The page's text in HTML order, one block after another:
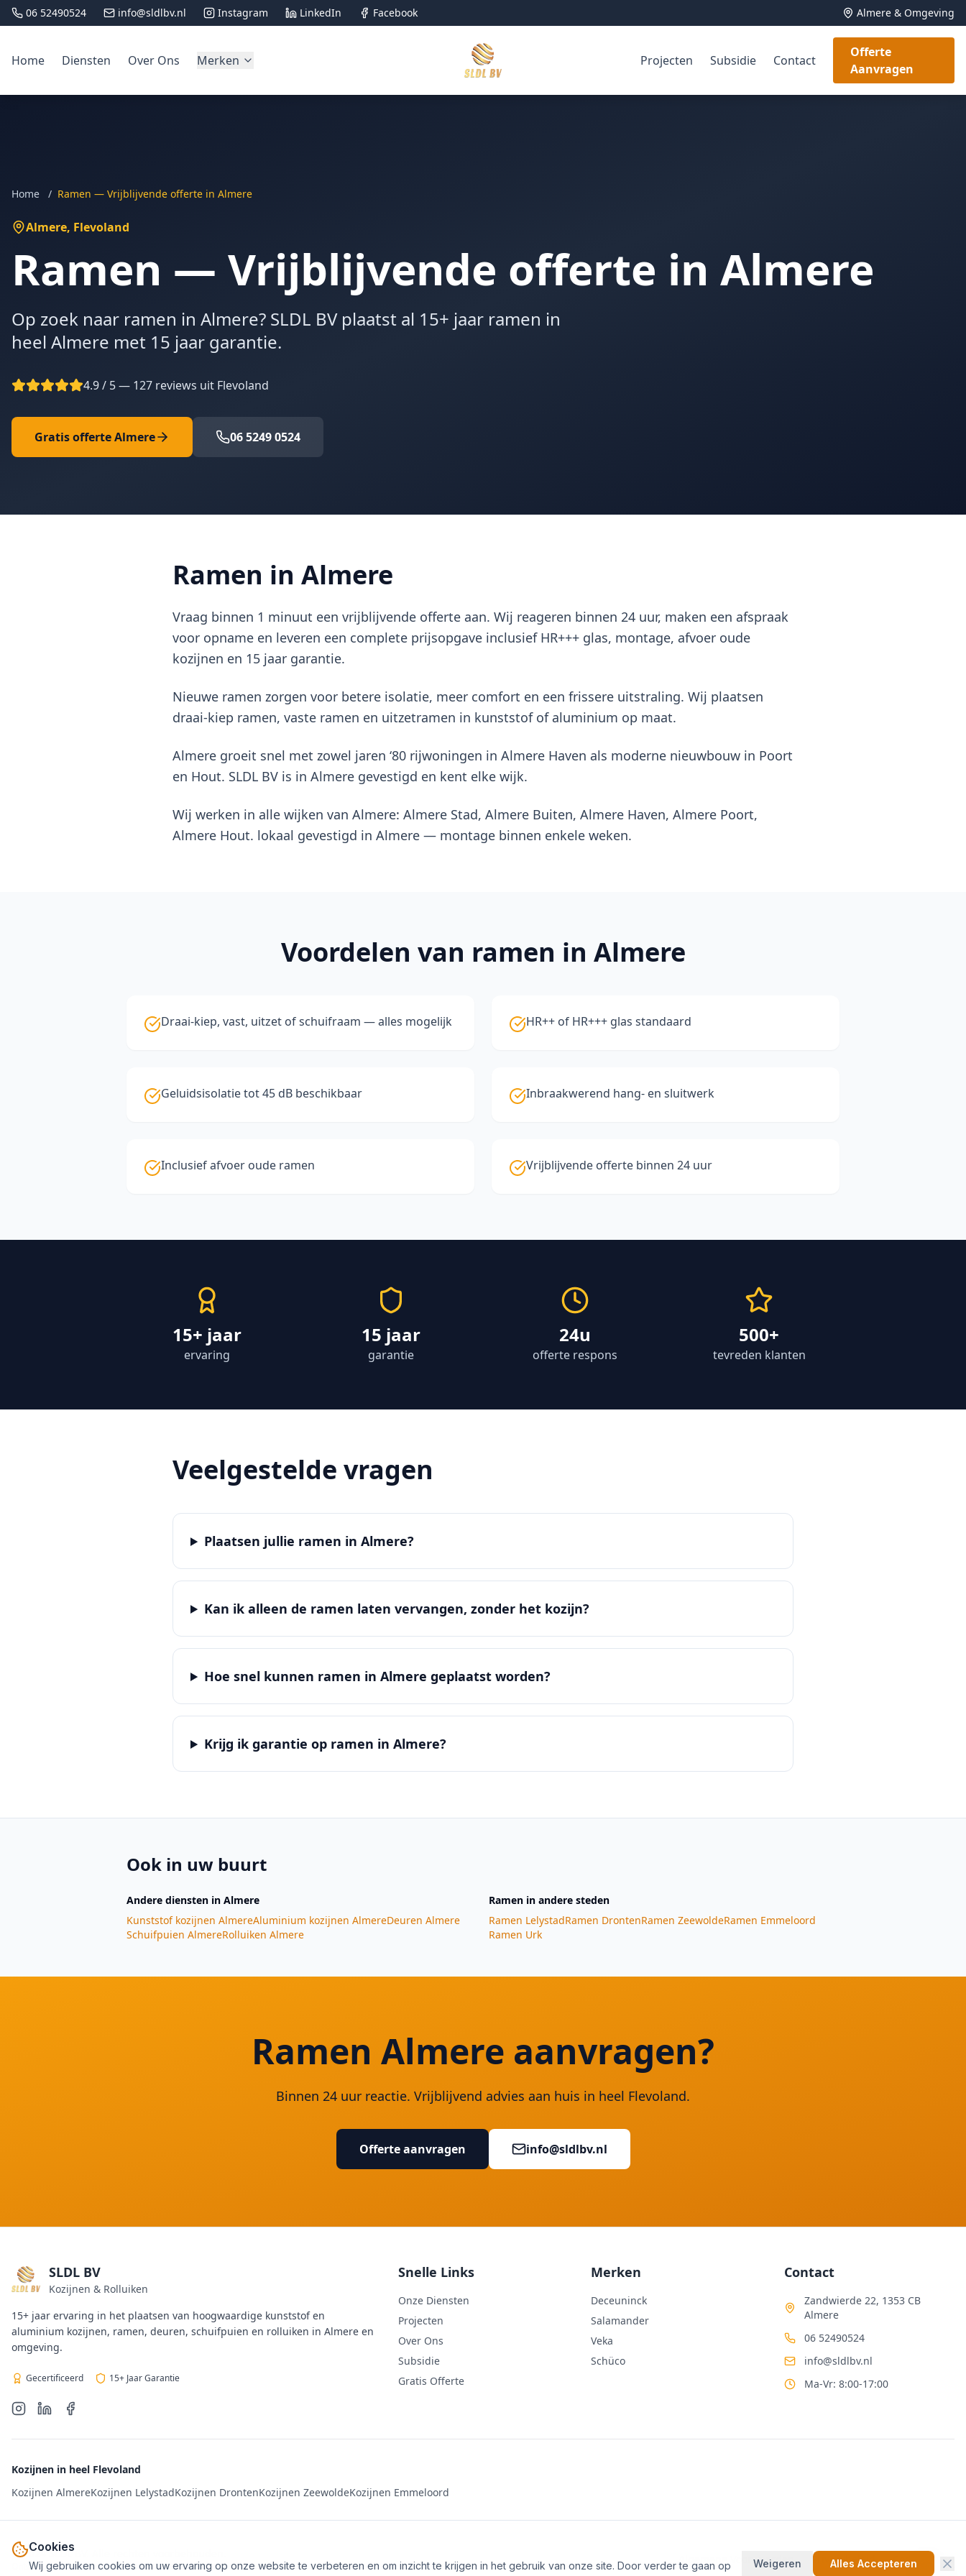
06 52490524 info@sldlbv.nl Instagram LinkedIn Facebook Almere & Omgeving
Home Diensten Over Ons Merken Projecten Subsidie Contact
Offerte
Aanvragen
Home / Ramen — Vrijblijvende offerte in Almere
Almere, Flevoland
Ramen — Vrijblijvende offerte in Almere
Op zoek naar ramen in Almere? SLDL BV plaatst al 15+ jaar ramen in
heel Almere met 15 jaar garantie.
4.9 / 5 — 127 reviews uit Flevoland
Gratis offerteAlmere 06 5249 0524
Ramen in Almere
Vraag binnen 1 minuut een vrijblijvende offerte aan. Wij reageren binnen 24 uur, maken een afspraak
voor opname en leveren een complete prijsopgave inclusief HR+++ glas, montage, afvoer oude
kozijnen en 15 jaar garantie.
Nieuwe ramen zorgen voor betere isolatie, meer comfort en een frissere uitstraling. Wij plaatsen
draai-kiep ramen, vaste ramen en uitzetramen in kunststof of aluminium op maat.
Almere groeit snel met zowel jaren ‘80 rijwoningen in Almere Haven als moderne nieuwbouw in Poort
en Hout. SLDL BV is in Almere gevestigd en kent elke wijk.
Wij werken in alle wijken van Almere: Almere Stad, Almere Buiten, Almere Haven, Almere Poort,
Almere Hout. lokaal gevestigd in Almere — montage binnen enkele weken.
Voordelen van ramen in Almere
Draai-kiep, vast, uitzet of schuifraam — alles mogelijk HR++ of HR+++ glas standaard
Geluidsisolatie tot 45 dB beschikbaar Inbraakwerend hang- en sluitwerk
Inclusief afvoer oude ramen Vrijblijvende offerte binnen 24 uur
15+ jaar
ervaring
15 jaar
garantie
24u
offerte respons
500+
tevreden klanten
Veelgestelde vragen
Plaatsen jullie ramen in Almere?
Kan ik alleen de ramen laten vervangen, zonder het kozijn?
Hoe snel kunnen ramen in Almere geplaatst worden?
Krijg ik garantie op ramen in Almere?
Ook in uw buurt
Andere diensten in Almere
Kunststof kozijnen AlmereAluminium kozijnen AlmereDeuren Almere
Schuifpuien AlmereRolluiken Almere
Ramen in andere steden
Ramen LelystadRamen DrontenRamen ZeewoldeRamen Emmeloord
Ramen Urk
Ramen Almere aanvragen?
Binnen 24 uur reactie. Vrijblijvend advies aan huis in heel Flevoland.
Offerte aanvragen info@sldlbv.nl
SLDL BV
Kozijnen & Rolluiken
15+ jaar ervaring in het plaatsen van hoogwaardige kunststof en
aluminium kozijnen, ramen, deuren, schuifpuien en rolluiken in Almere en
omgeving.
Gecertificeerd 15+ Jaar Garantie
Snelle Links
Onze Diensten
Projecten
Over Ons
Subsidie
Gratis Offerte
Merken
Deceuninck
Salamander
Veka
Schüco
Contact
Zandwierde 22, 1353 CB
Almere
06 52490524
info@sldlbv.nl
Ma-Vr: 8:00-17:00
Kozijnen in heel Flevoland
Kozijnen AlmereKozijnen LelystadKozijnen DrontenKozijnen ZeewoldeKozijnen Emmeloord
© 2024 SLDL BV. Alle rechten voorbehouden.
Ontworpen door JBEcommerce
Algemene Voorwaarden Privacybeleid Cookiebeleid
Cookies
Wij gebruiken cookies om uw ervaring op onze website te verbeteren en om inzicht te krijgen in het gebruik van onze site. Door verder te gaan op
Weigeren Alles Accepteren